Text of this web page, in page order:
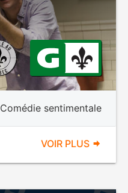
Comédie sentimentale
VOIR PLUS